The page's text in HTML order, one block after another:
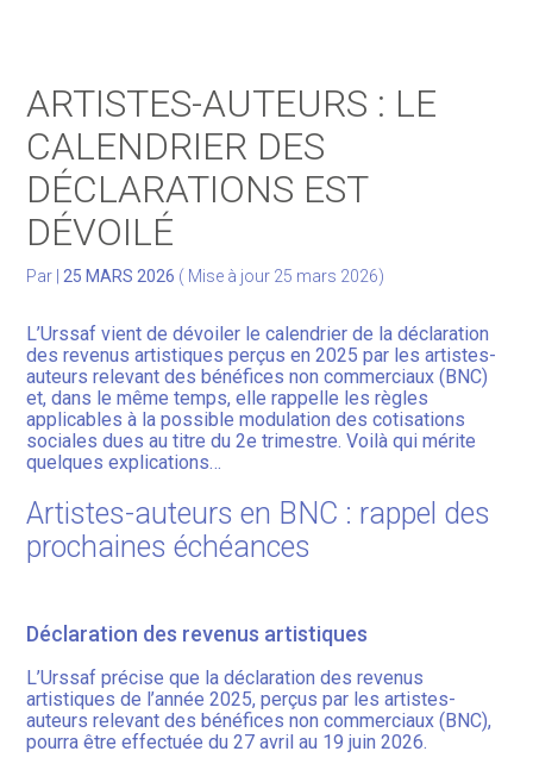
Gérer votre patrimoine
Facturation Électronique
ARTISTES-AUTEURS : LE
CALENDRIER DES
DÉCLARATIONS EST
DÉVOILÉ
Par 25 MARS 2026 ( Mise à jour 25 mars 2026)
L’Urssaf vient de dévoiler le calendrier de la déclaration
des revenus artistiques perçus en 2025 par les artistes-
auteurs relevant des bénéfices non commerciaux (BNC)
et, dans le même temps, elle rappelle les règles
applicables à la possible modulation des cotisations
sociales dues au titre du 2e trimestre. Voilà qui mérite
quelques explications…
Artistes-auteurs en BNC : rappel des
prochaines échéances
Déclaration des revenus artistiques
L’Urssaf précise que la déclaration des revenus
artistiques de l’année 2025, perçus par les artistes-
auteurs relevant des bénéfices non commerciaux (BNC),
pourra être effectuée du 27 avril au 19 juin 2026.